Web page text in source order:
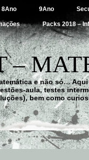
8Ano 9Ano
Packs 2018 –
–
e não só…
aula, testes
bem como